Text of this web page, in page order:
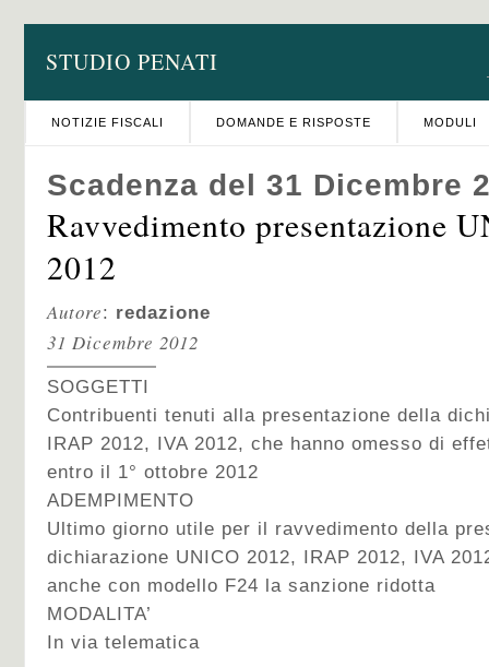
STUDIO PENATI
NOTIZIE FISCALI DOMANDE E RISPOSTE MODULI
Scadenza del 31 Dicembre
Ravvedimento presentazione
2012
Autore: redazione
31 Dicembre 2012
SOGGETTI
Contribuenti tenuti alla presentazione della
IRAP 2012, IVA 2012, che hanno omesso di
entro il 1° ottobre 2012
ADEMPIMENTO
Ultimo giorno utile per il ravvedimento della
dichiarazione UNICO 2012, IRAP 2012, IVA
anche con modello F24 la sanzione ridotta
MODALITA’
In via telematica